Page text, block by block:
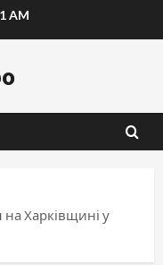
AM
Харківщині у